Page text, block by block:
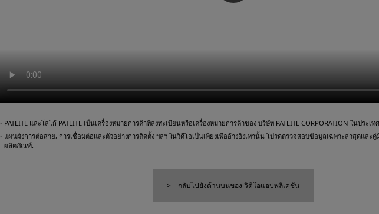
・PATLITE และโลโก้ PATLITE เป็นเครื่องหมายการค้าที่ลงทะเบียนหรือเครื่องหมายการค้าของ บริษัท PATLITE CORPORATION ในประ
・แผนผังการต่อสาย, การเชื่อมต่อและตัวอย่างการติดตั้ง ฯลฯ ในวิดีโอเป็นเพียงเพื่ออ้างอิงเท่านั้น โปรดตรวจสอบข้อมูลเฉพาะล่าสุดแล
ผลิตภัณฑ์.
กลับไปยังด้านบนของ วิดีโอแอปพลิเคชัน